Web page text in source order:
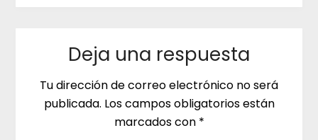
Deja una respuesta
Tu dirección de correo electrónico no será
publicada. Los campos obligatorios están
marcados con *